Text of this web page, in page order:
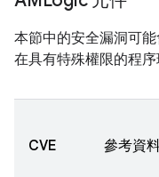
本節中的安全漏洞可
在具有特殊權限的程序
CVE 參考資